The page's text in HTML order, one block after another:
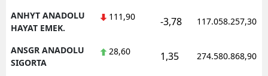
ANHYT ANADOLU
HAYAT EMEK.
111,90 -3,78 117.058.257,30
ANSGR ANADOLU
SIGORTA
28,60 1,35 274.580.868,90